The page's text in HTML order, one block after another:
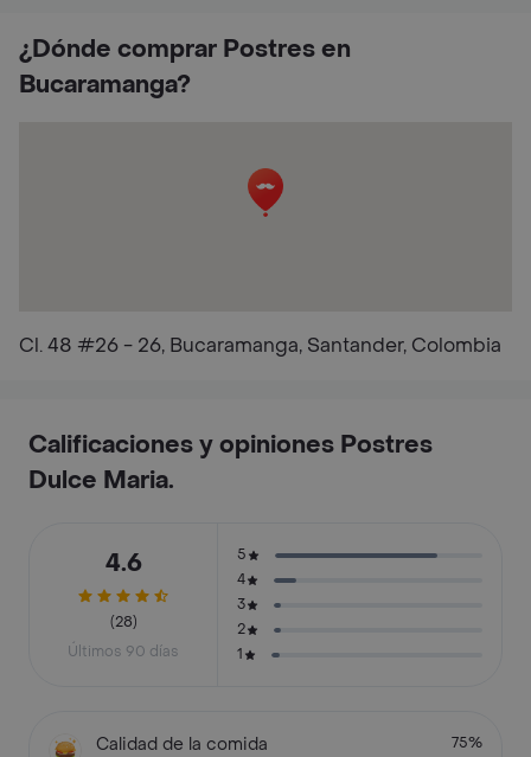
¿Dónde comprar Postres en
Bucaramanga?
Cl. 48 #26 - 26, Bucaramanga, Santander, Colombia
Calificaciones y opiniones Postres
Dulce Maria.
4.6
(28)
Últimos 90 días
5
4
3
2
1
Calidad de la comida 75%